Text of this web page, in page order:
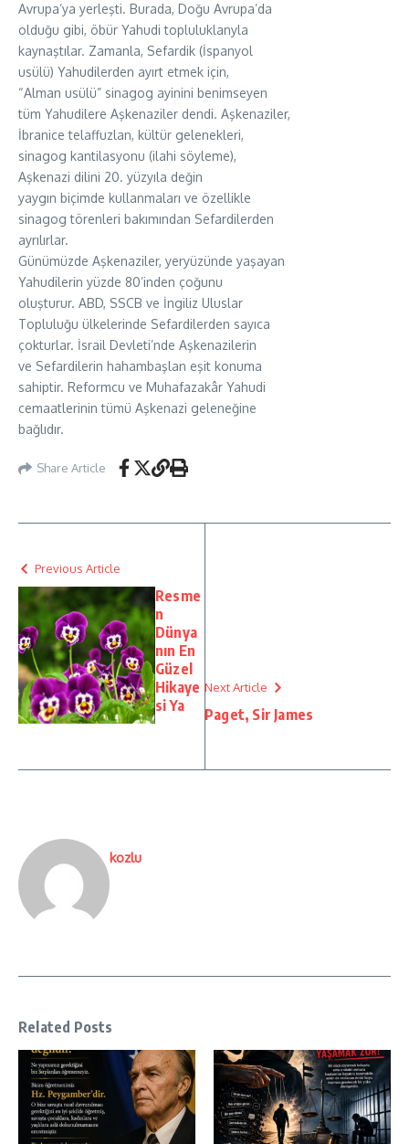
Avrupa’ya yerleşti. Burada, Doğu Avrupa’da
olduğu gibi, öbür Yahudi topluluklanyla
kaynaştılar. Zamanla, Sefardik (İspanyol
usülü) Yahudilerden ayırt etmek için,
“Alman usülü” sinagog ayinini benimseyen
tüm Yahudilere Aşkenaziler dendi. Aşkenaziler,
İbranice telaffuzlan, kültür gelenekleri,
sinagog kantilasyonu (ilahi söyleme),
Aşkenazi dilini 20. yüzyıla değin
yaygın biçimde kullanmaları ve özellikle
sinagog törenleri bakımından Sefardilerden
ayrılırlar.
Günümüzde Aşkenaziler, yeryüzünde yaşayan
Yahudilerin yüzde 80’inden çoğunu
oluşturur. ABD, SSCB ve İngiliz Uluslar
Topluluğu ülkelerinde Sefardilerden sayıca
çokturlar. İsrail Devleti’nde Aşkenazilerin
ve Sefardilerin hahambaşlan eşit konuma
sahiptir. Reformcu ve Muhafazakâr Yahudi
cemaatlerinin tümü Aşkenazi geleneğine
bağlıdır.
Share Article
Previous Article
Resme
n
Dünya
nın En
Güzel
Hikaye
si Ya
Next Article
Paget, Sir James
kozlu
Related Posts